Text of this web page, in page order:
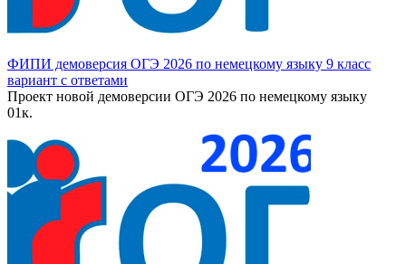
ФИПИ демоверсия ОГЭ 2026 по немецкому языку 9 класс
вариант с ответами
Проект новой демоверсии ОГЭ 2026 по немецкому языку
01к.